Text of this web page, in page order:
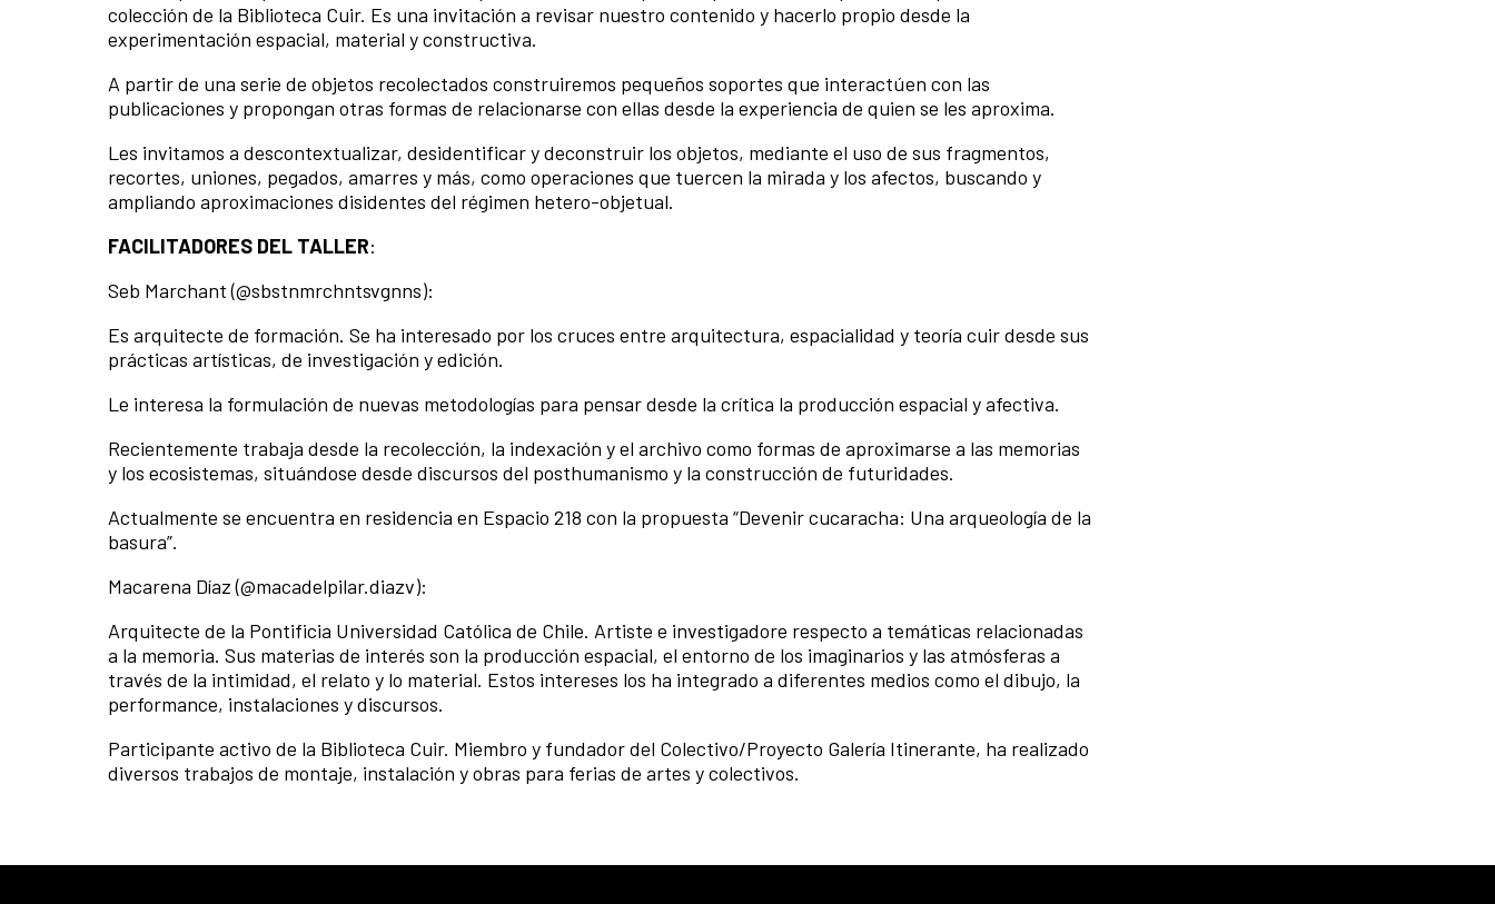
colección de la Biblioteca Cuir. Es una invitación a revisar nuestro contenido y hacerlo propio desde la
experimentación espacial, material y constructiva.
A partir de una serie de objetos recolectados construiremos pequeños soportes que interactúen con las
publicaciones y propongan otras formas de relacionarse con ellas desde la experiencia de quien se les aproxima.
Les invitamos a descontextualizar, desidentificar y deconstruir los objetos, mediante el uso de sus fragmentos,
recortes, uniones, pegados, amarres y más, como operaciones que tuercen la mirada y los afectos, buscando y
ampliando aproximaciones disidentes del régimen hetero-objetual.
FACILITADORES DEL TALLER:
Seb Marchant (@sbstnmrchntsvgnns):
Es arquitecte de formación. Se ha interesado por los cruces entre arquitectura, espacialidad y teoría cuir desde sus
prácticas artísticas, de investigación y edición.
Le interesa la formulación de nuevas metodologías para pensar desde la crítica la producción espacial y afectiva.
Recientemente trabaja desde la recolección, la indexación y el archivo como formas de aproximarse a las memorias
y los ecosistemas, situándose desde discursos del posthumanismo y la construcción de futuridades.
Actualmente se encuentra en residencia en Espacio 218 con la propuesta “Devenir cucaracha: Una arqueología de la
basura”.
Macarena Díaz (@macadelpilar.diazv):
Arquitecte de la Pontificia Universidad Católica de Chile. Artiste e investigadore respecto a temáticas relacionadas
a la memoria. Sus materias de interés son la producción espacial, el entorno de los imaginarios y las atmósferas a
través de la intimidad, el relato y lo material. Estos intereses los ha integrado a diferentes medios como el dibujo, la
performance, instalaciones y discursos.
Participante activo de la Biblioteca Cuir. Miembro y fundador del Colectivo/Proyecto Galería Itinerante, ha realizado
diversos trabajos de montaje, instalación y obras para ferias de artes y colectivos.